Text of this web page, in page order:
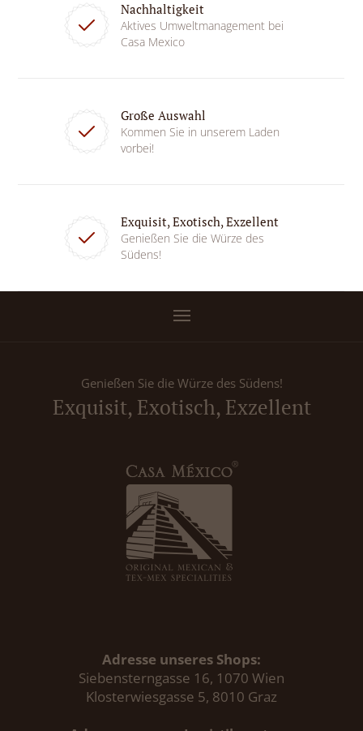
Nachhaltigkeit
Aktives Umweltmanagement bei
Casa Mexico
Große Auswahl
Kommen Sie in unserem Laden
vorbei!
Exquisit, Exotisch, Exzellent
Genießen Sie die Würze des
Südens!
Genießen Sie die Würze des Südens!
Exquisit, Exotisch, Exzellent
Adresse unseres Shops:
Siebensterngasse 16, 1070 Wien
Klosterwiesgasse 5, 8010 Graz